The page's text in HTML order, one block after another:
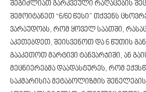
შეგიძლიათ გარკვეული რაღაცების
შემოიტანეთ “6/60 წესი” თქვენს
ვარაუდობს, რომ ყოველ საათში,
აკეთებდეთ, შეისვენოთ და 6 წუთის
გააკეთოთ მარტივი ტანვარჯიში, ან
მეცნიერებმა დაადასტურეს, რომ
საკმარისია მეტაბოლიზმის შენელების